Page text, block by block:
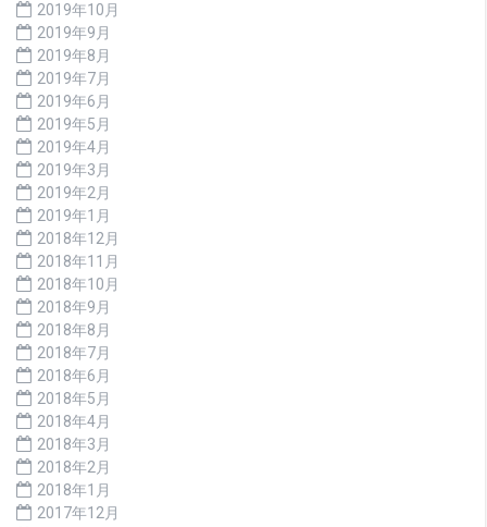
2019年10月
2019年9月
2019年8月
2019年7月
2019年6月
2019年5月
2019年4月
2019年3月
2019年2月
2019年1月
2018年12月
2018年11月
2018年10月
2018年9月
2018年8月
2018年7月
2018年6月
2018年5月
2018年4月
2018年3月
2018年2月
2018年1月
2017年12月